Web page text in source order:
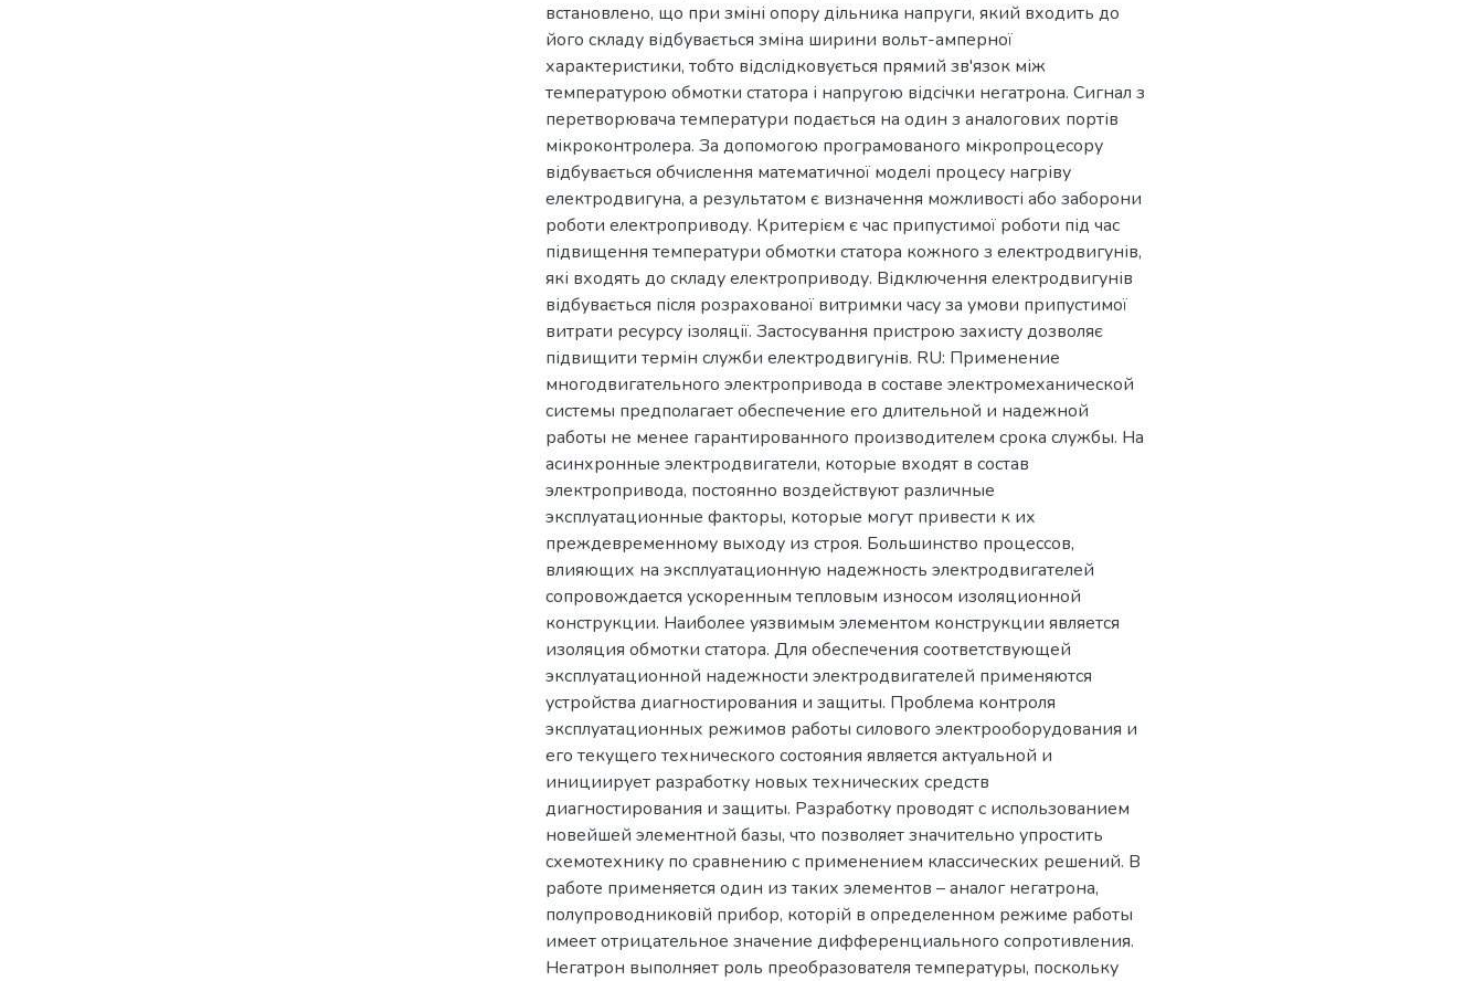
встановлено, що при зміні опору дільника напруги, який входить до
його складу відбувається зміна ширини вольт-амперної
характеристики, тобто відслідковується прямий зв'язок між
температурою обмотки статора і напругою відсічки негатрона. Сигнал з
перетворювача температури подається на один з аналогових портів
мікроконтролера. За допомогою програмованого мікропроцесору
відбувається обчислення математичної моделі процесу нагріву
електродвигуна, а результатом є визначення можливості або заборони
роботи електроприводу. Критерієм є час припустимої роботи під час
підвищення температури обмотки статора кожного з електродвигунів,
які входять до складу електроприводу. Відключення електродвигунів
відбувається після розрахованої витримки часу за умови припустимої
витрати ресурсу ізоляції. Застосування пристрою захисту дозволяє
підвищити термін служби електродвигунів. RU: Применение
многодвигательного электропривода в составе электромеханической
системы предполагает обеспечение его длительной и надежной
работы не менее гарантированного производителем срока службы. На
асинхронные электродвигатели, которые входят в состав
электропривода, постоянно воздействуют различные
эксплуатационные факторы, которые могут привести к их
преждевременному выходу из строя. Большинство процессов,
влияющих на эксплуатационную надежность электродвигателей
сопровождается ускоренным тепловым износом изоляционной
конструкции. Наиболее уязвимым элементом конструкции является
изоляция обмотки статора. Для обеспечения соответствующей
эксплуатационной надежности электродвигателей применяются
устройства диагностирования и защиты. Проблема контроля
эксплуатационных режимов работы силового электрооборудования и
его текущего технического состояния является актуальной и
инициирует разработку новых технических средств
диагностирования и защиты. Разработку проводят с использованием
новейшей элементной базы, что позволяет значительно упростить
схемотехнику по сравнению с применением классических решений. В
работе применяется один из таких элементов – аналог негатрона,
полупроводниковій прибор, которій в определенном режиме работы
имеет отрицательное значение дифференциального сопротивления.
Негатрон выполняет роль преобразователя температуры, поскольку